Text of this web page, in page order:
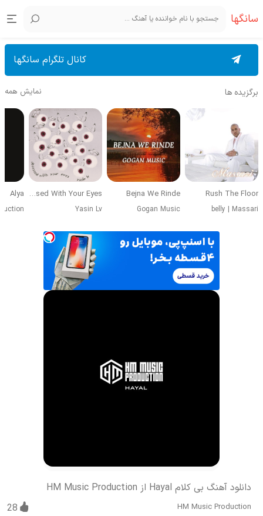
سانگها
کانال تلگرام سانگها
برگزیده ها نمایش همه
Rush The Floor
belly | Massari
Bejna We Rinde
Gogan Music
Obsessed With Your Eyes
Yasin Lv
Alya
دانلود آهنگ بی کلام Hayal از HM Music Production
HM Music Production
28